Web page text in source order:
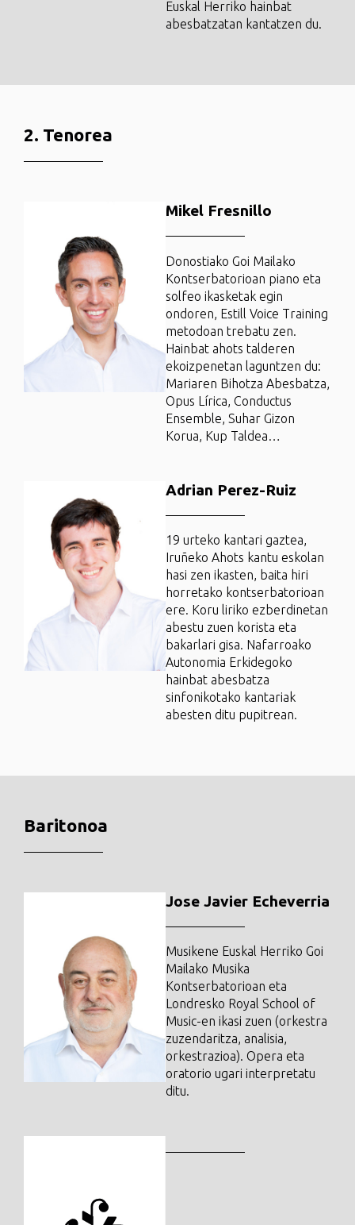
Euskal Herriko hainbat
abesbatzatan kantatzen du.
2. Tenorea
Mikel Fresnillo
Donostiako Goi Mailako
Kontserbatorioan piano eta
solfeo ikasketak egin
ondoren, Estill Voice Training
metodoan trebatu zen.
Hainbat ahots talderen
ekoizpenetan laguntzen du:
Mariaren Bihotza Abesbatza,
Opus Lírica, Conductus
Ensemble, Suhar Gizon
Korua, Kup Taldea…
Adrian Perez-Ruiz
19 urteko kantari gaztea,
Iruñeko Ahots kantu eskolan
hasi zen ikasten, baita hiri
horretako kontserbatorioan
ere. Koru liriko ezberdinetan
abestu zuen korista eta
bakarlari gisa. Nafarroako
Autonomia Erkidegoko
hainbat abesbatza
sinfonikotako kantariak
abesten ditu pupitrean.
Baritonoa
Jose Javier Echeverria
Musikene Euskal Herriko Goi
Mailako Musika
Kontserbatorioan eta
Londresko Royal School of
Music-en ikasi zuen (orkestra
zuzendaritza, analisia,
orkestrazioa). Opera eta
oratorio ugari interpretatu
ditu.